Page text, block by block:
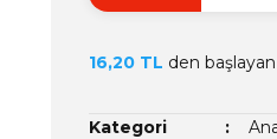
16,20 TL den
Kategori